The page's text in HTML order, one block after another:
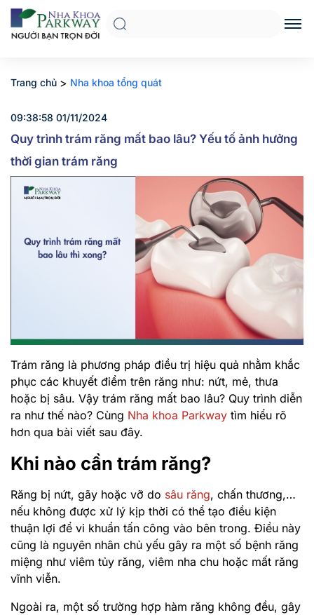
Trang chủ > Nha khoa tổng quát
09:38:58 01/11/2024
Quy trình trám răng mất bao lâu? Yếu tố ảnh hưởng
thời gian trám răng
Trám răng là phương pháp điều trị hiệu quả nhằm khắc
phục các khuyết điểm trên răng như: nứt, mẻ, thưa
hoặc bị sâu. Vậy trám răng mất bao lâu? Quy trình diễn
ra như thế nào? Cùng Nha khoa Parkway tìm hiểu rõ
hơn qua bài viết sau đây.
Khi nào cần trám răng?
Răng bị nứt, gãy hoặc vỡ do sâu răng, chấn thương,…
nếu không được xử lý kịp thời có thể tạo điều kiện
thuận lợi để vi khuẩn tấn công vào bên trong. Điều này
cũng là nguyên nhân chủ yếu gây ra một số bệnh răng
miệng như viêm tủy răng, viêm nha chu hoặc mất răng
vĩnh viễn.
Ngoài ra, một số trường hợp hàm răng không đều, gây